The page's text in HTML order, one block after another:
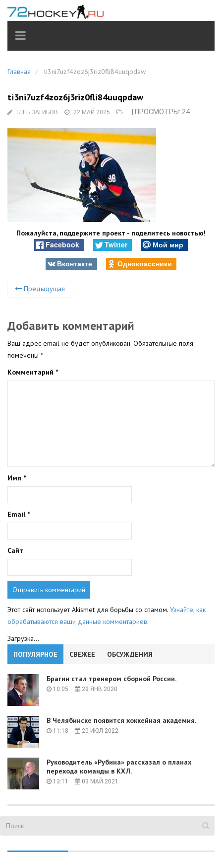
TOGGLE
NAVIGATION
Главная ti3ni7uzf4zoz6j3riz0fli84uuqpdaw
ti3ni7uzf4zoz6j3riz0fli84uuqpdaw
ГЛЕБ ЗАГИБОВ 22 МАЙ 2025 | ПРОСМОТРЫ: 24
Пожалуйста, поддержите проект - поделитесь новостью!
Facebook Twitter
Мой мир
Вконтакте
Одноклассники
Предыдущая
Добавить комментарий
Ваш адрес email не будет опубликован. Обязательные поля
помечены *
Комментарий *
Имя *
Email *
Сайт
Этот сайт использует Akismet для борьбы со спамом. Узнайте, как
обрабатываются ваши данные комментариев.
Загрузка...
ПОПУЛЯРНОЕ
СВЕЖЕЕ ОБСУЖДЕНИЯ
Брагин стал тренером сборной России.
10:05 29 ЯНВ 2020
В Челябинске появится хоккейная академия.
11:18 20 ИЮЛ 2022
Руководитель «Рубина» рассказал о планах
перехода команды в КХЛ.
13:11 03 МАЙ 2021